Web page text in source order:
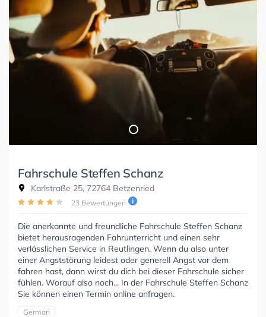
Fahrschule Steffen Schanz
Karlstraße 25, 72764 Betzenried
23 Bewertungen
Die anerkannte und freundliche Fahrschule Steffen Schanz
bietet herausragenden Fahrunterricht und einen sehr
verlässlichen Service in Reutlingen. Wenn du also unter
einer Angststörung leidest oder generell Angst vor dem
fahren hast, dann wirst du dich bei dieser Fahrschule sicher
fühlen. Worauf also noch... In der Fahrschule Steffen Schanz
Sie können einen Termin online anfragen.
German